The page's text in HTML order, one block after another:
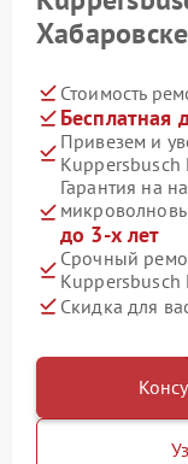
Хабаровске
Стоимость
Бесплатная
Привезем и
Kuppersbusch
Гарантия на
до 3-х лет
Срочный
Kuppersbusch
Скидка для